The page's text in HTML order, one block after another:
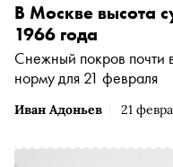
Иван Адоньев 21
В Москве высота
1966 года
Снежный покров почти
норму для 21 февраля